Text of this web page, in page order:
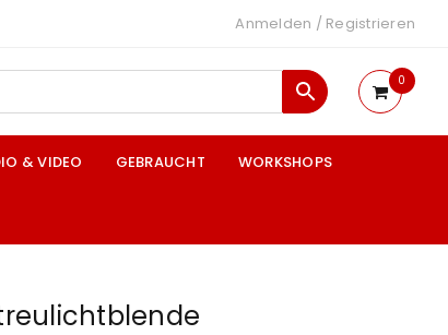
Anmelden / Registrieren
0
& VIDEO GEBRAUCHT WORKSHOPS